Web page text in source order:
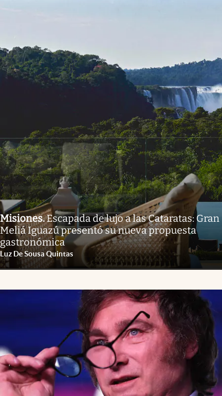
Misiones.Escapada de lujo a las Cataratas: Gran
Meliá Iguazú presentó su nueva propuesta
gastronómica
Luz De Sousa Quintas